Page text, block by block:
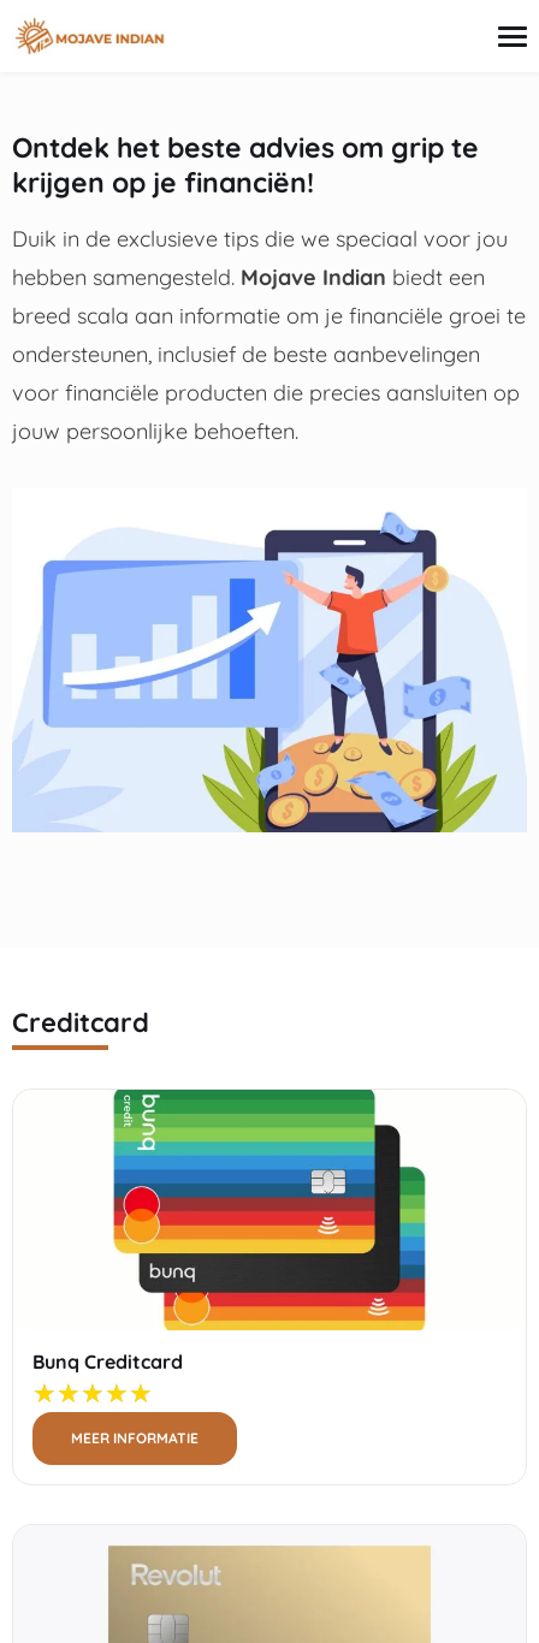
inhoud
Creditcard
Leningen
Beleggen
Hypotheek
Persoonlijke financiën
Ontdek het beste advies om grip te
krijgen op je financiën!
Duik in de exclusieve tips die we speciaal voor jou
hebben samengesteld. Mojave Indian biedt een
breed scala aan informatie om je financiële groei te
ondersteunen, inclusief de beste aanbevelingen
voor financiële producten die precies aansluiten op
jouw persoonlijke behoeften.
Creditcard
Bunq Creditcard
MEER INFORMATIE